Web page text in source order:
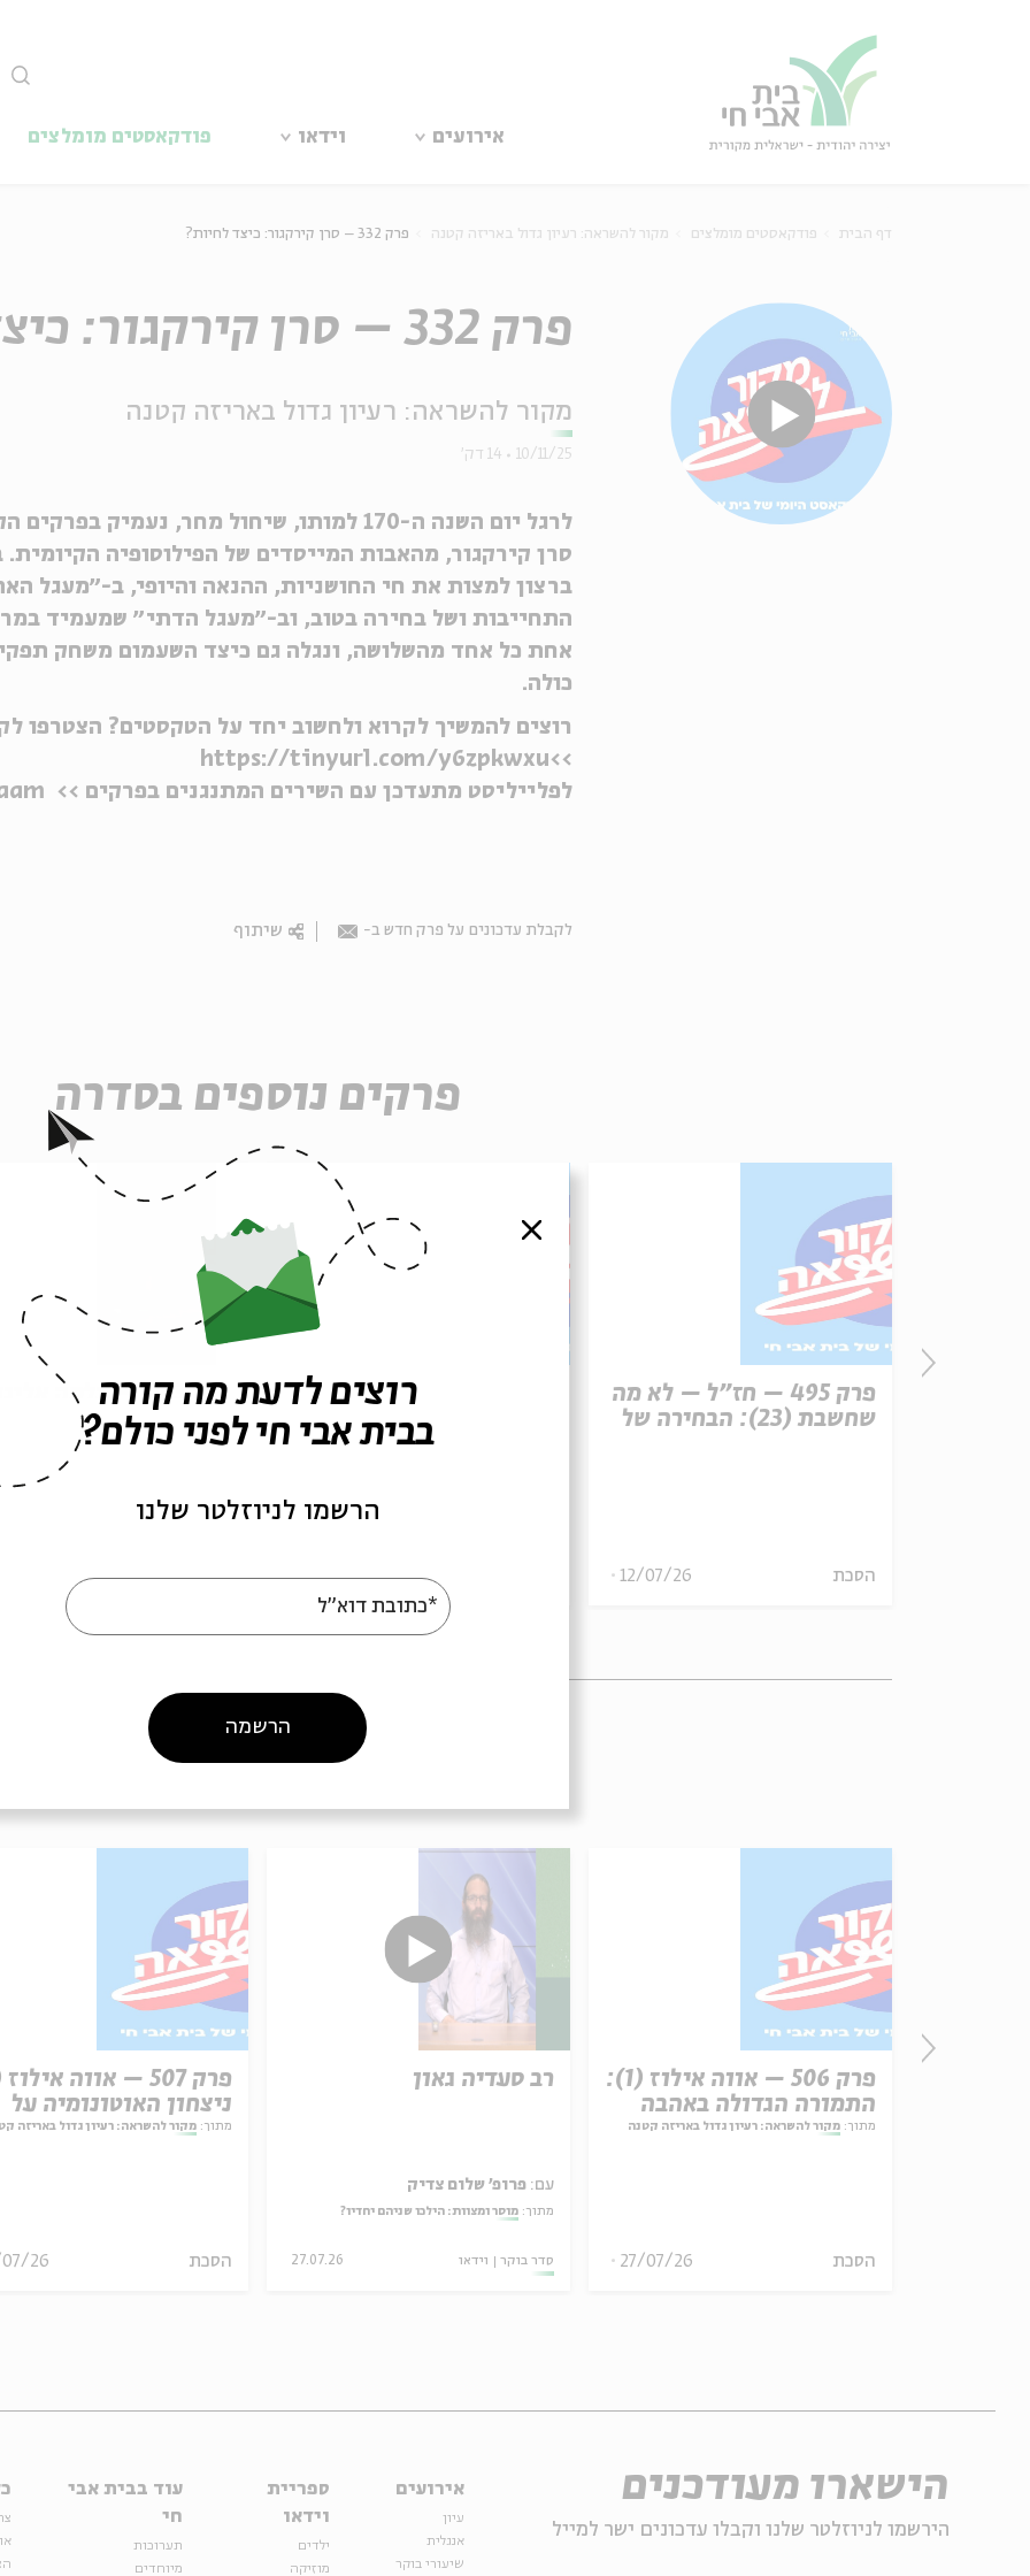
אירועים וידאו פודקאסטים מומלצים
דף הבית פודקאסטים מומלצים מקור להשראה: רעיון גדול באריזה קטנה פרק 332 – סרן קירקגור: כיצד לחיות?
פרק 332 – סרן קירקגור: כיצד לחיות?
מקור להשראה: רעיון גדול באריזה קטנה
10/11/25 14 דק'
לרגל יום השנה ה-170 למותו, שיחול מחר,
סרן קירקגור, מהאבות המייסדים של הפילוסופיה
ברצון למצות את חי החושניות, ההנאה והיופי, ב-״מעגל
התחייבות ושל בחירה בטוב, וב-״מעגל הדתי״ שמעמיד
אחת כל אחד מהשלושה, ונגלה גם כיצד השעמום משחק
כולה.
רוצים להמשיך לקרוא ולחשוב יחד על הטקסטים? הצטרפו
>>https://tinyurl.com/y6zpkwxu
לפלייליסט מתעדכן עם השירים המתנגנים בפרקים >>
לקבלת עדכונים על פרק חדש ב- Email שיתוף
פרקים נוספים בסדרה
פרק 495 – חז"ל – לא מה
שחשבת (23): הבחירה של
הסכת 12/07/26
פרק 494 – פרשת מסעי:
09/07/26
פרק 493 – תלמה
רוז: אל ארץ צבי
הסכת
ניצחון האוטונומיה על
המחויבות
מתוך: מקור להשראה: רעיון גדול באריזה
הסכת 26
רב סעדיה גאון
עם: פרופ' שלום צדיק
מתוך: מוסר ומצוות: הילכו שניהם יחדיו?
סדר בוקר וידאו 27.07.26
פרק 506 – אווה אילוז (1):
התמורה הגדולה באהבה
מתוך: מקור להשראה: רעיון גדול באריזה קטנה
הסכת 27/07/26
הישארו מעודכנים
הירשמו לניוזלטר שלנו וקבלו עדכונים ישר למייל
אירועים
עיון
אנגלית
שיעורי בוקר
ספריית
וידאו
ילדים
מוזיקה
עוד בבית אבי
חי
תערוכות
מיוחדים
סגור
רוצים לדעת מה קורה
בבית אבי חי לפני כולם?
הרשמו לניוזלטר שלנו
*כתובת דוא"ל
הרשמה